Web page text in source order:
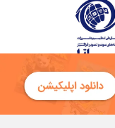
توکان تعلق دارد و